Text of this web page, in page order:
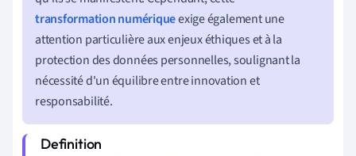
transformation numériqueexige également une
attention particulière aux enjeux éthiques et à la
protection des données personnelles, soulignant la
nécessité d'un équilibre entre innovation et
responsabilité.